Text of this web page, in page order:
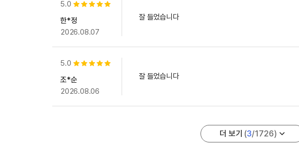
5.0 별점 5개
한*정
2026.08.07
잘 들었습니다
5.0 별점 5개
조*순
2026.08.06
잘 들었습니다
더 보기 (3/1726)